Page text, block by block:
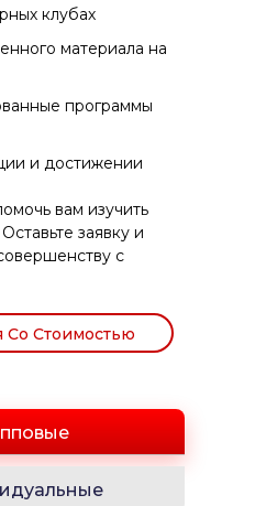
клубах
материала на
программы
и достижении
вам изучить
заявку и
с
Со Стоимостью